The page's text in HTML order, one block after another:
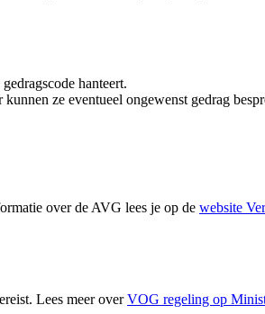
hanteert.
ze eventueel ongewenst gedrag
over de AVG lees je op de website
Lees meer overVOG regeling op